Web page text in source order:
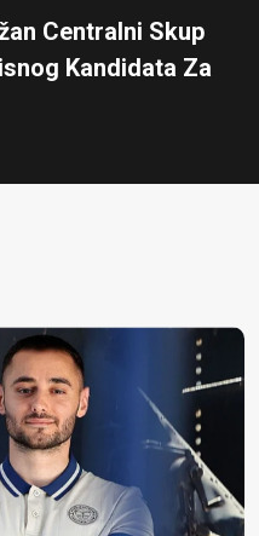
Centralni Skup
Kandidata Za